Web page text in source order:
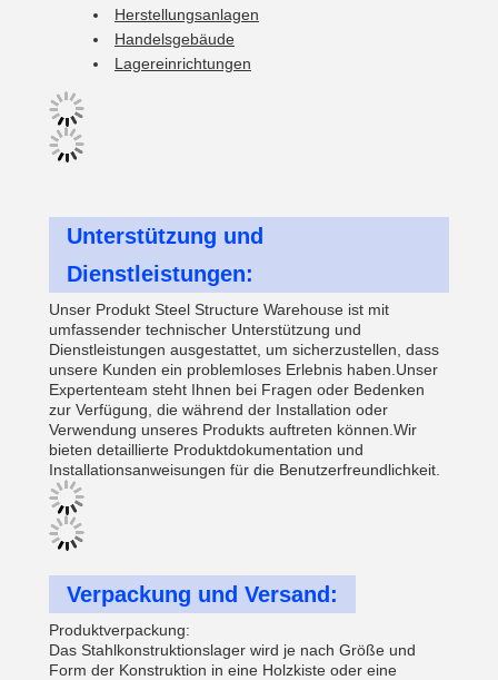
Herstellungsanlagen
Handelsgebäude
Lagereinrichtungen
Unterstützung und
Dienstleistungen:
Unser Produkt Steel Structure Warehouse ist mit
umfassender technischer Unterstützung und
Dienstleistungen ausgestattet, um sicherzustellen, dass
unsere Kunden ein problemloses Erlebnis haben.Unser
Expertenteam steht Ihnen bei Fragen oder Bedenken
zur Verfügung, die während der Installation oder
Verwendung unseres Produkts auftreten können.Wir
bieten detaillierte Produktdokumentation und
Installationsanweisungen für die Benutzerfreundlichkeit.
Verpackung und Versand:
Produktverpackung:
Das Stahlkonstruktionslager wird je nach Größe und
Form der Konstruktion in eine Holzkiste oder eine